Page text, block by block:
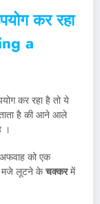
कर रहा
a
कर रहा है तो ये
है की आने आले
।
को एक
मजे लूटने केचक्करमें